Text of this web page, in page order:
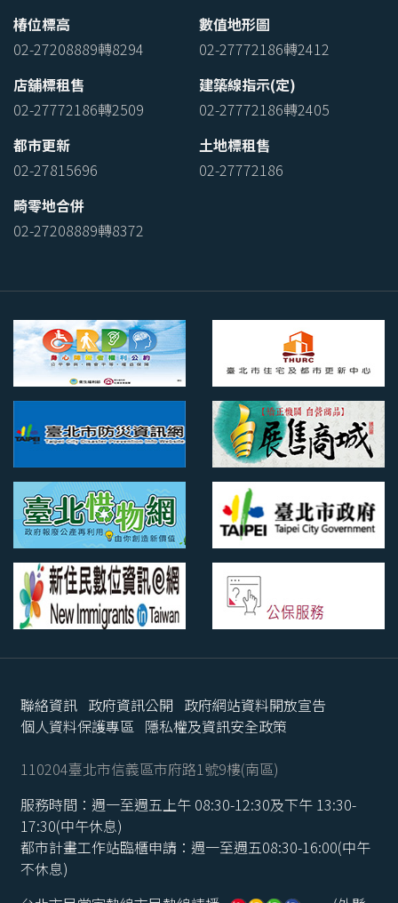
椿位標高
02-27208889轉8294
數值地形圖
02-27772186轉2412
店舖標租售
02-27772186轉2509
建築線指示(定)
02-27772186轉2405
都市更新
02-27815696
土地標租售
02-27772186
畸零地合併
02-27208889轉8372
聯絡資訊 政府資訊公開 政府網站資料開放宣告
個人資料保護專區 隱私權及資訊安全政策
110204臺北市信義區市府路1號9樓(南區)
服務時間：週一至週五上午 08:30-12:30及下午 13:30-
17:30(中午休息)
都市計畫工作站臨櫃申請：週一至週五08:30-16:00(中午
不休息)